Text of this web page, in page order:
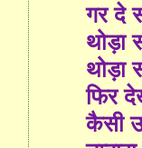
गर दे
थोड़ा
थोड़ा
फिर
कैसी